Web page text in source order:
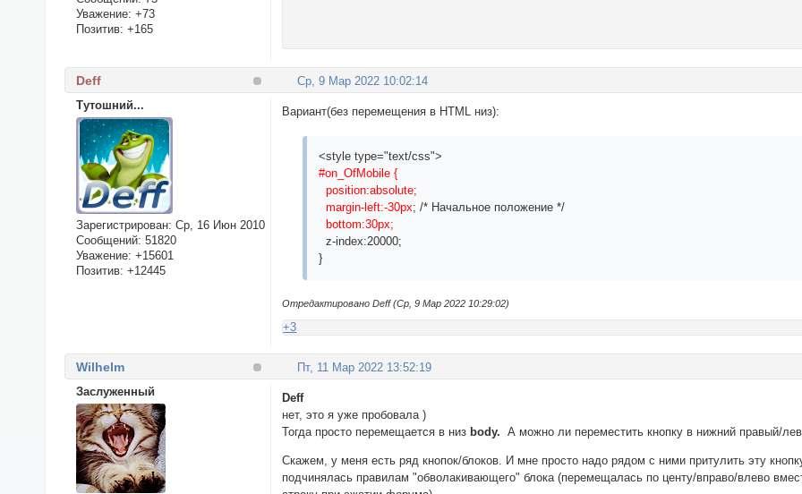
Уважение: +73
Позитив: +165
Ср, 9 Мар 2022 10:02:14
Deff
Тутошний...
Зарегистрирован: Ср, 16 Июн 2010
Сообщений: 51820
Уважение: +15601
Позитив: +12445
Вариант(без перемещения в HTML низ):
<style type="text/css">
#on_OfMobile {
position:absolute;
margin-left:-30px; /* Начальное положение */
bottom:30px;
z-index:20000;
}
Отредактировано Deff (Ср, 9 Мар 2022 10:29:02)
+3
Пт, 11 Мар 2022 13:52:19
Wilhelm
Заслуженный
Deff
нет, это я уже пробовала )
Тогда просто перемещается в низ body. А можно ли переместить кнопку в нижний правый/
Скажем, у меня есть ряд кнопок/блоков. И мне просто надо рядом с ними притулить эту
подчинялась правилам "обволакивающего" блока (перемещалась по центу/вправо/влево